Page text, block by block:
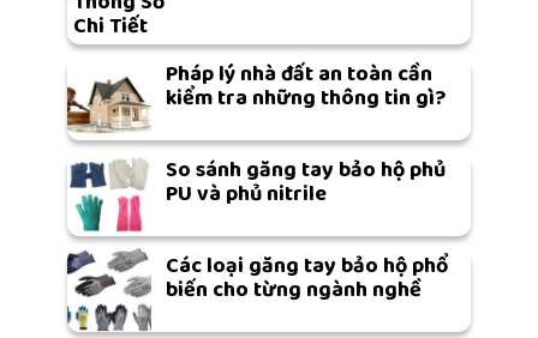
Chi Tiết
Pháp lý nhà đất an toàn cần
kiểm tra những thông tin gì?
So sánh găng tay bảo hộ phủ
PU và phủ nitrile
Các loại găng tay bảo hộ phổ
biến cho từng ngành nghề